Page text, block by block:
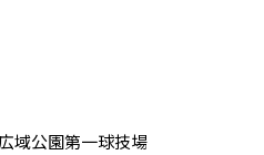
域公園第一球技場